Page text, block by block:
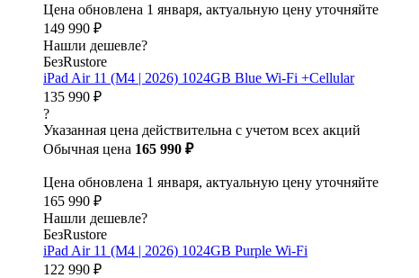
Цена обновлена 1 января, актуальную цену уточняйте
149 990 ₽
Нашли дешевле?
БезRustore
iPad Air 11 (M4 | 2026) 1024GB Blue Wi-Fi +Cellular
135 990 ₽
?
Указанная цена действительна с учетом всех акций
Обычная цена 165 990 ₽
Цена обновлена 1 января, актуальную цену уточняйте
165 990 ₽
Нашли дешевле?
БезRustore
iPad Air 11 (M4 | 2026) 1024GB Purple Wi-Fi
122 990 ₽